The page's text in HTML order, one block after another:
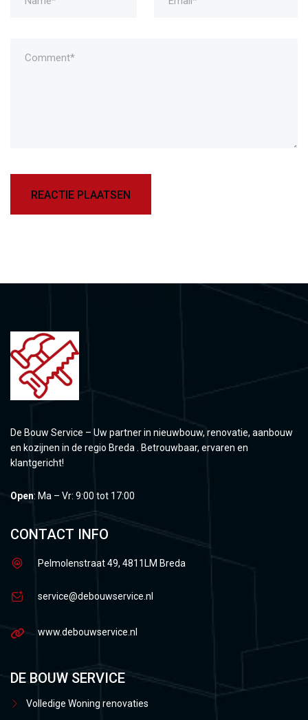
De Bouw Service – Uw partner in nieuwbouw, renovatie, aanbouw
en kozijnen in de regio Breda . Betrouwbaar, ervaren en
klantgericht!
Open: Ma – Vr: 9:00 tot 17:00
CONTACT INFO
Pelmolenstraat 49, 4811LM Breda
service@debouwservice.nl
www.debouwservice.nl
DE BOUW SERVICE
Volledige Woning renovaties